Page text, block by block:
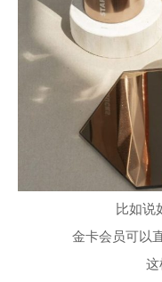
比如说
金卡会员可以
这